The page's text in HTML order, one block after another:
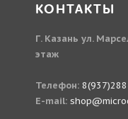
КОНТАКТЫ
Г. Казань ул.
этаж
Телефон:
E-mail: